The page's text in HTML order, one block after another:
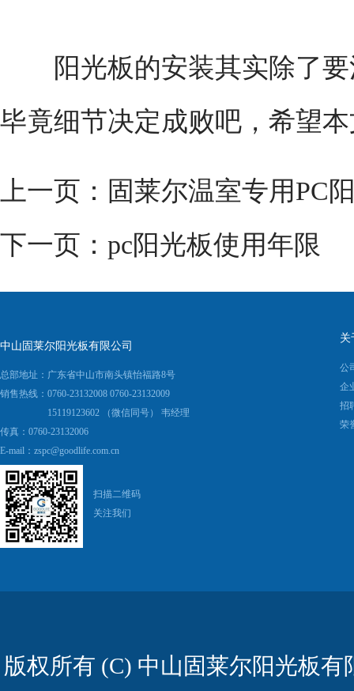
阳光板的安装其实除了要
毕竟细节决定成败吧，希望
上一页： 固莱尔温室专用PC
下一页： pc阳光板使用年限
中山固莱尔阳光板有限公司
总部地址：广东省中山市南头镇怡福路8号
销售热线：0760-23132008 0760-23132009
15119123602 （微信同号） 韦经理
传真：0760-23132006
E-mail： zspc@goodlife.com.cn
扫描二维码
关注我们
关
公
企
招
荣
版权所有 (C) 中山固莱尔阳光板